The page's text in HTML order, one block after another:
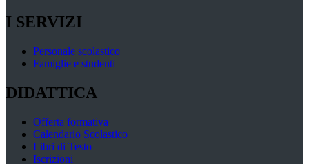
I SERVIZI
Personale scolastico
Famiglie e studenti
DIDATTICA
Offerta formativa
Calendario Scolastico
Libri di Testo
Iscrizioni